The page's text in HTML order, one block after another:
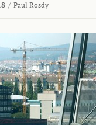
/ Paul Rosdy